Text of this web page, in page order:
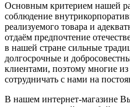
Основным критерием нашей
соблюдение
реализуемого товара и
отдаём предпочтение
в нашей стране сильные
долгосрочные и
клиентами, поэтому многие
сотрудничать с нами на
В нашем интернет-магазине